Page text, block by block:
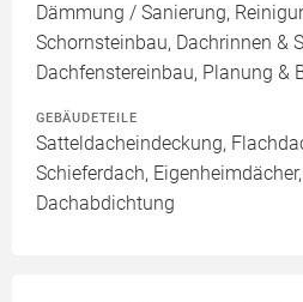
Dämmung / Sanierung,
Schornsteinbau, Dachrinnen &
Dachfenstereinbau, Planung &
GEBÄUDETEILE
Satteldacheindeckung,
Schieferdach,
Dachabdichtung